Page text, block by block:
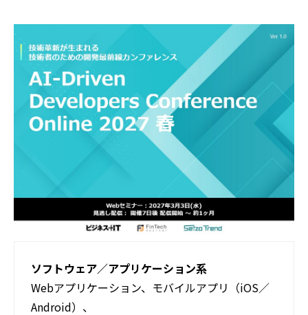
活用事例
ブログ
ソフトウェア／アプリケーション系
Webアプリケーション、モバイルアプリ（iOS／
Android）、